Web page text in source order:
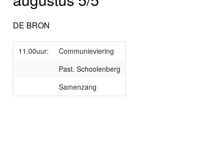
DE BRON
11.00uur:
Communieviering
Past. Schoolenberg
Samenzang